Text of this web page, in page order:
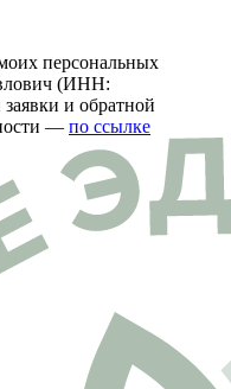
персональных
(ИНН:
и обратной
— по ссылке